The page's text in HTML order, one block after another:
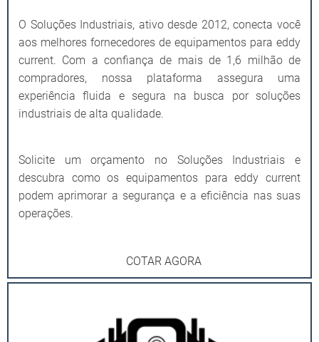
O Soluções Industriais, ativo desde 2012, conecta você
aos melhores fornecedores de equipamentos para eddy
current. Com a confiança de mais de 1,6 milhão de
compradores, nossa plataforma assegura uma
experiência fluida e segura na busca por soluções
industriais de alta qualidade.
Solicite um orçamento no Soluções Industriais e
descubra como os equipamentos para eddy current
podem aprimorar a segurança e a eficiência nas suas
operações.
COTAR AGORA